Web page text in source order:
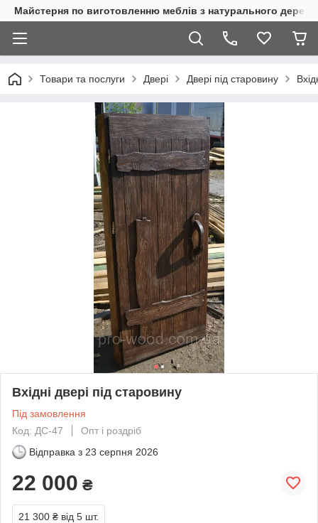
Майстерня по виготовленню меблів з натурального
Товари та послуги Двері Двері під старовину
Вхідні двері під старовину
Під замовлення
Код: ДС-47
Опт і роздріб
Відправка з 23 серпня 2026
22 000 ₴
21 300 ₴ від 5 шт.